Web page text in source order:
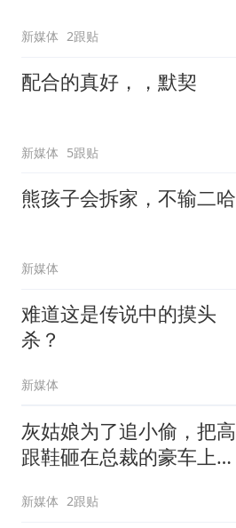
新媒体 2跟贴
配合的真好，，默契
新媒体 5跟贴
熊孩子会拆家，不输二哈
新媒体
难道这是传说中的摸头
杀？
新媒体
灰姑娘为了追小偷，把高
跟鞋砸在总裁的豪车上，
新媒体 2跟贴